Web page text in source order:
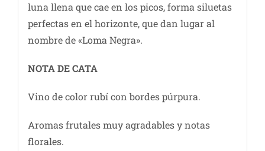
luna llena que cae en los picos, forma siluetas
perfectas en el horizonte, que dan lugar al
nombre de «Loma Negra».
NOTA DE CATA
Vino de color rubí con bordes púrpura.
Aromas frutales muy agradables y notas
florales.